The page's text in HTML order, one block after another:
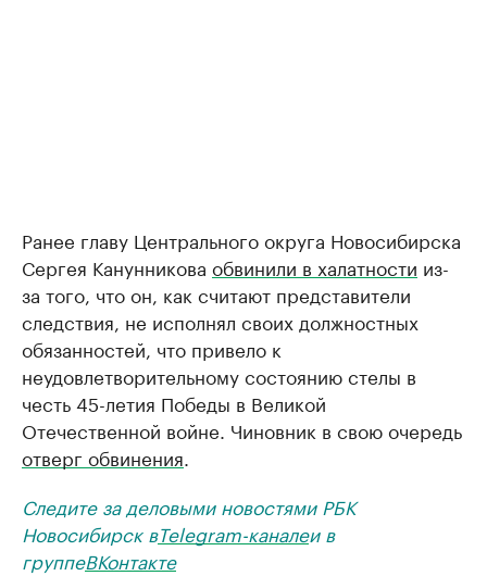
Ранее главу Центрального округа Новосибирска
Сергея Канунникова обвинили в халатности из-
за того, что он, как считают представители
следствия, не исполнял своих должностных
обязанностей, что привело к
неудовлетворительному состоянию стелы в
честь 45-летия Победы в Великой
Отечественной войне. Чиновник в свою очередь
отверг обвинения
Следите за деловыми новостями РБК
Новосибирск вTelegram-каналеи в
группеВКонтакте